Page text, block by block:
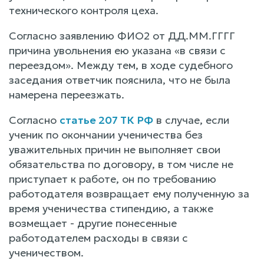
технического контроля цеха.
Согласно заявлению ФИО2 от ДД.ММ.ГГГГ
причина увольнения ею указана «в связи с
переездом». Между тем, в ходе судебного
заседания ответчик пояснила, что не была
намерена переезжать.
Согласно статье 207 ТК РФ в случае, если
ученик по окончании ученичества без
уважительных причин не выполняет свои
обязательства по договору, в том числе не
приступает к работе, он по требованию
работодателя возвращает ему полученную за
время ученичества стипендию, а также
возмещает - другие понесенные
работодателем расходы в связи с
ученичеством.